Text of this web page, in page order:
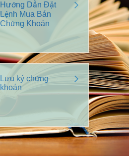
Hướng Dẫn Đặt
Lệnh Mua Bán
Chứng Khoán
Lưu ký chứng
khoán